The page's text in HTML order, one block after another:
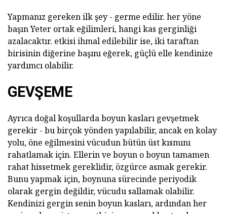
Yapmanız gereken ilk şey - germe edilir. her yöne
başın Yeter ortak eğilimleri, hangi kas gerginliği
azalacaktır. etkisi ihmal edilebilir ise, iki taraftan
birisinin diğerine başını eğerek, güçlü elle kendinize
yardımcı olabilir.
GEVŞEME
Ayrıca doğal koşullarda boyun kasları gevşetmek
gerekir - bu birçok yönden yapılabilir, ancak en kolay
yolu, öne eğilmesini vücudun bütün üst kısmını
rahatlamak için. Ellerin ve boyun o boyun tamamen
rahat hissetmek gereklidir, özgürce asmak gerekir.
Bunu yapmak için, boynuna sürecinde periyodik
olarak gergin değildir, vücudu sallamak olabilir.
Kendinizi gergin senin boyun kasları, ardından her